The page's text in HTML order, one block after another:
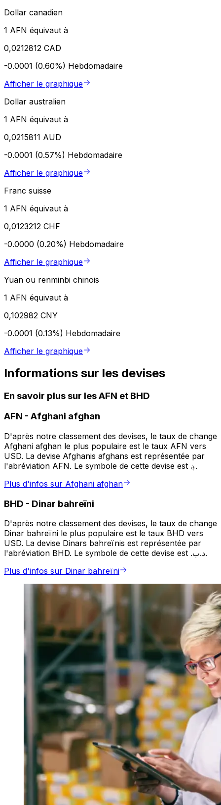
Dollar canadien
1 AFN équivaut à
0,0212812 CAD
-0.0001 (0.60%) Hebdomadaire
Afficher le graphique
Dollar australien
1 AFN équivaut à
0,0215811 AUD
-0.0001 (0.57%) Hebdomadaire
Afficher le graphique
Franc suisse
1 AFN équivaut à
0,0123212 CHF
-0.0000 (0.20%) Hebdomadaire
Afficher le graphique
Yuan ou renminbi chinois
1 AFN équivaut à
0,102982 CNY
-0.0001 (0.13%) Hebdomadaire
Afficher le graphique
Informations sur les devises
En savoir plus sur les AFN et BHD
AFN - Afghani afghan
D'après notre classement des devises, le taux de change
Afghani afghan le plus populaire est le taux AFN vers
USD. La devise Afghanis afghans est représentée par
l'abréviation AFN. Le symbole de cette devise est ؋.
Plus d'infos sur Afghani afghan
BHD - Dinar bahreïni
D'après notre classement des devises, le taux de change
Dinar bahreïni le plus populaire est le taux BHD vers
USD. La devise Dinars bahreïnis est représentée par
l'abréviation BHD. Le symbole de cette devise est .د.ب.
Plus d'infos sur Dinar bahreïni